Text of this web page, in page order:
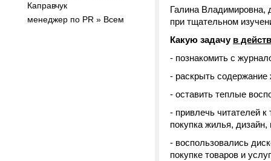
Каправчук
менеджер по PR » Всем
Галина Владимировна,
при тщательном
Какую задачу в
- познакомить с
- раскрыть
- оставить теплые
- привлечь читателей
покупка жилья,
- воспользовались
покупке товаров и